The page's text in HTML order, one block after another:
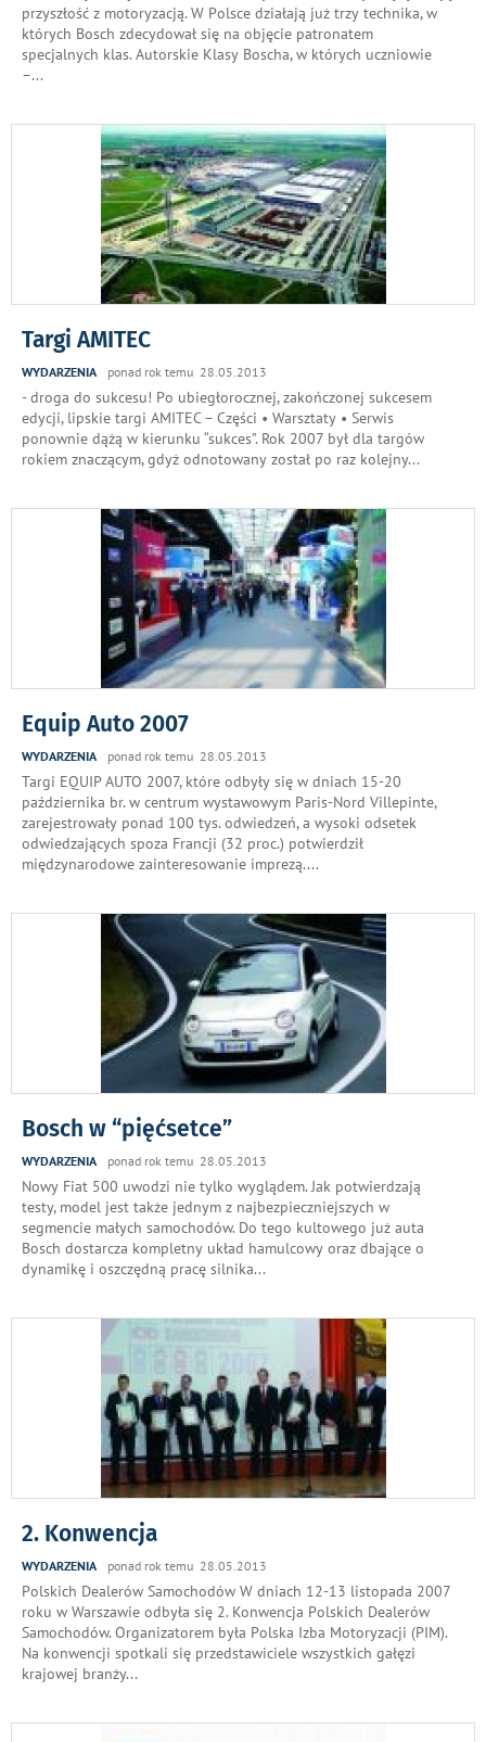
przyszłość z motoryzacją. W Polsce działają już trzy technika, w
których Bosch zdecydował się na objęcie patronatem
specjalnych klas. Autorskie Klasy Boscha, w których uczniowie
–...
Targi AMITEC
WYDARZENIA ponad rok temu 28.05.2013
- droga do sukcesu! Po ubiegłorocznej, zakończonej sukcesem
edycji, lipskie targi AMITEC – Części • Warsztaty • Serwis
ponownie dążą w kierunku “sukces”. Rok 2007 był dla targów
rokiem znaczącym, gdyż odnotowany został po raz kolejny...
Equip Auto 2007
WYDARZENIA ponad rok temu 28.05.2013
Targi EQUIP AUTO 2007, które odbyły się w dniach 15-20
października br. w centrum wystawowym Paris-Nord Villepinte,
zarejestrowały ponad 100 tys. odwiedzeń, a wysoki odsetek
odwiedzających spoza Francji (32 proc.) potwierdził
międzynarodowe zainteresowanie imprezą....
Bosch w “pięćsetce”
WYDARZENIA ponad rok temu 28.05.2013
Nowy Fiat 500 uwodzi nie tylko wyglądem. Jak potwierdzają
testy, model jest także jednym z najbezpieczniejszych w
segmencie małych samochodów. Do tego kultowego już auta
Bosch dostarcza kompletny układ hamulcowy oraz dbające o
dynamikę i oszczędną pracę silnika...
2. Konwencja
WYDARZENIA ponad rok temu 28.05.2013
Polskich Dealerów Samochodów W dniach 12-13 listopada 2007
roku w Warszawie odbyła się 2. Konwencja Polskich Dealerów
Samochodów. Organizatorem była Polska Izba Motoryzacji (PIM).
Na konwencji spotkali się przedstawiciele wszystkich gałęzi
krajowej branży...